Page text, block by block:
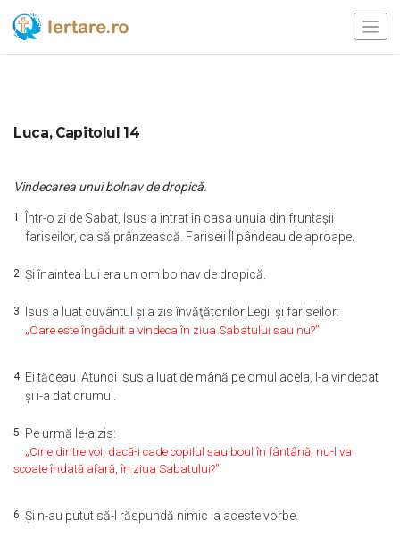
Luca, Capitolul 14
Vindecarea unui bolnav de dropică.
1
Într-o zi de Sabat, Isus a intrat în casa unuia din fruntaşii
fariseilor, ca să prânzească. Fariseii Îl pândeau de aproape.
2 Şi înaintea Lui era un om bolnav de dropică.
3 Isus a luat cuvântul şi a zis învăţătorilor Legii şi fariseilor:
„Oare este îngăduit a vindeca în ziua Sabatului sau nu?”
4 Ei tăceau. Atunci Isus a luat de mână pe omul acela, l-a vindecat
şi i-a dat drumul.
5 Pe urmă le-a zis:
„Cine dintre voi, dacă-i cade copilul sau boul în fântână, nu-l va
scoate îndată afară, în ziua Sabatului?”
6 Şi n-au putut să-I răspundă nimic la aceste vorbe.